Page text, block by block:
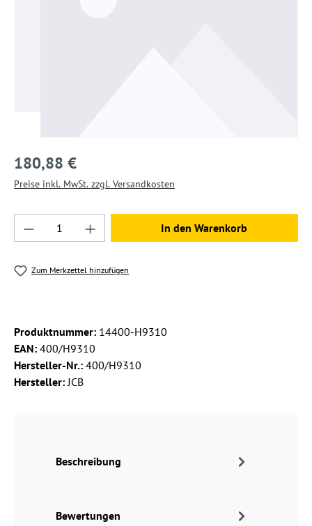
180,88 €
Preise inkl. MwSt. zzgl. Versandkosten
Produkt Anzahl: Gib den gewünschten
In den Warenkorb
Zum Merkzettel hinzufügen
Produktnummer: 14400-H9310
EAN: 400/H9310
Hersteller-Nr.: 400/H9310
Hersteller:JCB
Beschreibung
Bewertungen